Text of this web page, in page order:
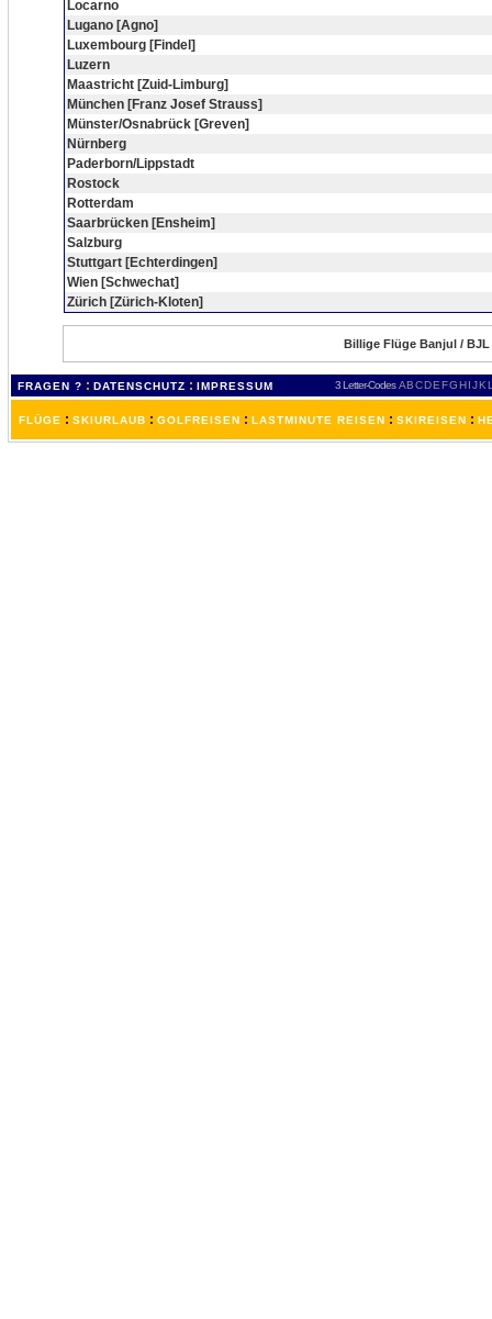
Locarno
Lugano [Agno]
Luxembourg [Findel]
Luzern
Maastricht [Zuid-Limburg]
München [Franz Josef Strauss]
Münster/Osnabrück [Greven]
Nürnberg
Paderborn/Lippstadt
Rostock
Rotterdam
Saarbrücken [Ensheim]
Salzburg
Stuttgart [Echterdingen]
Wien [Schwechat]
Zürich [Zürich-Kloten]
Billige Flüge Banjul /
FRAGEN ? : DATENSCHUTZ : IMPRESSUM 3 Letter-Codes ABCDEFGH IJKL
FLÜGE : SKIURLAUB : GOLFREISEN : LASTMINUTE REISEN : SKIREISEN :